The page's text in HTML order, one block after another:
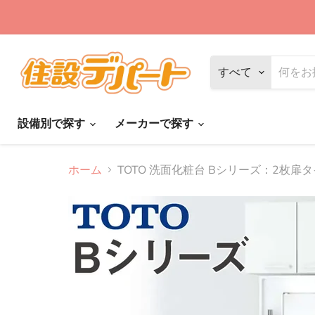
すべて
設備別で探す メーカーで探す
ホーム TOTO 洗面化粧台 Bシリーズ：2枚扉